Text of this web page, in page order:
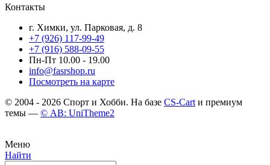
Контакты
г. Химки, ул. Парковая, д. 8
+7 (926) 117-99-49
+7 (916) 588-09-55
Пн-Пт 10.00 - 19.00
info@fasrshop.ru
Посмотреть на карте
© 2004 - 2026 Спорт и Хобби. На базе CS-Cart и премиум
темы — © AB: UniTheme2
Меню
Найти